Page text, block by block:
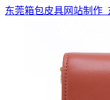
东莞箱包皮具网站制作